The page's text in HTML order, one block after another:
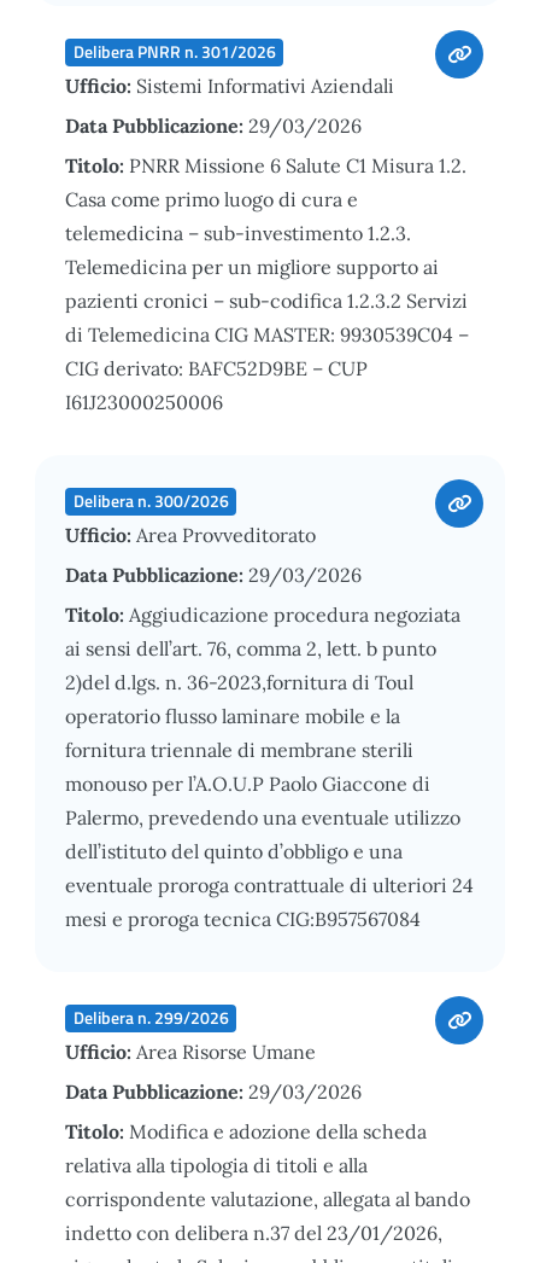
Delibera PNRR n. 301/2026
Ufficio: Sistemi Informativi Aziendali
Data Pubblicazione: 29/03/2026
Titolo: PNRR Missione 6 Salute C1 Misura 1.2.
Casa come primo luogo di cura e
telemedicina – sub-investimento 1.2.3.
Telemedicina per un migliore supporto ai
pazienti cronici – sub-codifica 1.2.3.2 Servizi
di Telemedicina CIG MASTER: 9930539C04 –
CIG derivato: BAFC52D9BE – CUP
I61J23000250006
Delibera n. 300/2026
Ufficio: Area Provveditorato
Data Pubblicazione: 29/03/2026
Titolo: Aggiudicazione procedura negoziata
ai sensi dell’art. 76, comma 2, lett. b punto
2)del d.lgs. n. 36-2023,fornitura di Toul
operatorio flusso laminare mobile e la
fornitura triennale di membrane sterili
monouso per l’A.O.U.P Paolo Giaccone di
Palermo, prevedendo una eventuale utilizzo
dell’istituto del quinto d’obbligo e una
eventuale proroga contrattuale di ulteriori 24
mesi e proroga tecnica CIG:B957567084
Delibera n. 299/2026
Ufficio: Area Risorse Umane
Data Pubblicazione: 29/03/2026
Titolo: Modifica e adozione della scheda
relativa alla tipologia di titoli e alla
corrispondente valutazione, allegata al bando
indetto con delibera n.37 del 23/01/2026,